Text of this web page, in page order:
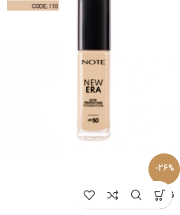
-26%
ناموجو
د